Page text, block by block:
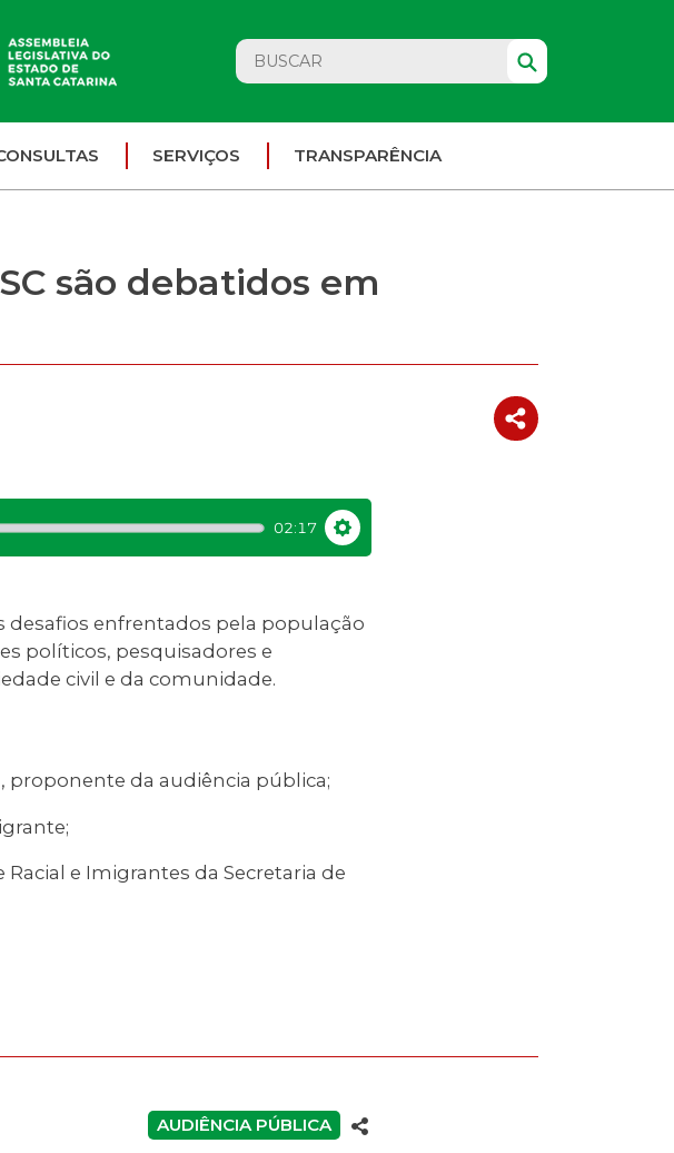
SERVIÇOS TRANSPARÊNCIA
são debatidos em
02:17
Settings
desafios enfrentados pela população
políticos, pesquisadores e
civil e da comunidade.
proponente da audiência pública;
e Imigrantes da Secretaria de
AUDIÊNCIA PÚBLICA